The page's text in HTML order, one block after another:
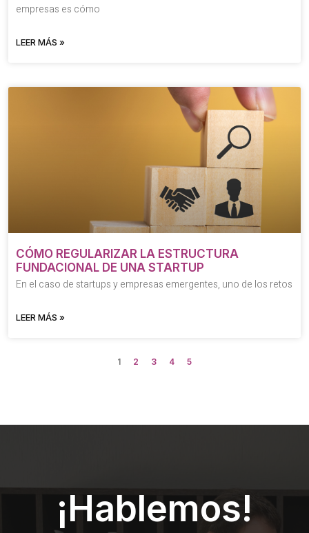
empresas es cómo
LEER MÁS »
CÓMO REGULARIZAR LA ESTRUCTURA
FUNDACIONAL DE UNA STARTUP
En el caso de startups y empresas emergentes, uno de los retos
LEER MÁS »
1 2 3 4 5
¡Hablemos!